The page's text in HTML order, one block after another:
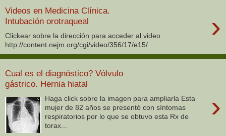
Videos en Medicina Clínica.
Intubación orotraqueal
›
Clickear sobre la dirección para acceder al video
http://content.nejm.org/cgi/video/356/17/e15/
Cual es el diagnóstico? Vólvulo
gástrico. Hernia hiatal
›
Haga click sobre la imagen para ampliarla Esta
mujer de 82 años se presentó con síntomas
respiratorios por lo que se obtuvo esta Rx de
torax...